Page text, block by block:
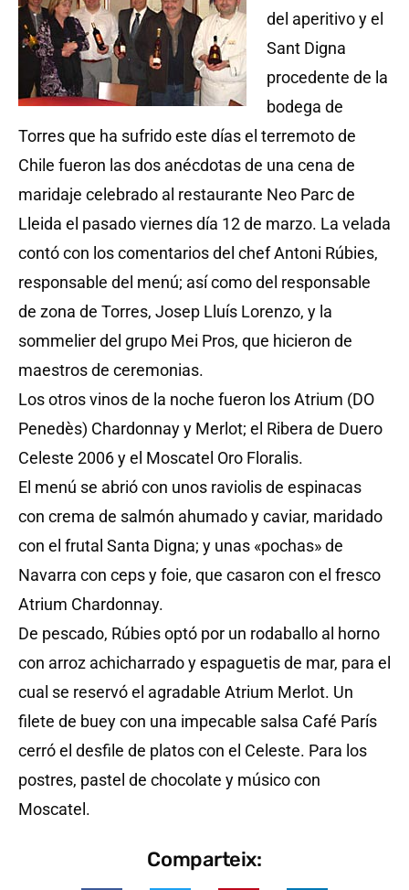
del aperitivo y el
Sant Digna
procedente de la
bodega de
Torres que ha sufrido este días el terremoto de
Chile fueron las dos anécdotas de una cena de
maridaje celebrado al restaurante Neo Parc de
Lleida el pasado viernes día 12 de marzo. La velada
contó con los comentarios del chef Antoni Rúbies,
responsable del menú; así como del responsable
de zona de Torres, Josep Lluís Lorenzo, y la
sommelier del grupo Mei Pros, que hicieron de
maestros de ceremonias.
Los otros vinos de la noche fueron los Atrium (DO
Penedès) Chardonnay y Merlot; el Ribera de Duero
Celeste 2006 y el Moscatel Oro Floralis.
El menú se abrió con unos raviolis de espinacas
con crema de salmón ahumado y caviar, maridado
con el frutal Santa Digna; y unas «pochas» de
Navarra con ceps y foie, que casaron con el fresco
Atrium Chardonnay.
De pescado, Rúbies optó por un rodaballo al horno
con arroz achicharrado y espaguetis de mar, para el
cual se reservó el agradable Atrium Merlot. Un
filete de buey con una impecable salsa Café París
cerró el desfile de platos con el Celeste. Para los
postres, pastel de chocolate y músico con
Moscatel.
Comparteix: